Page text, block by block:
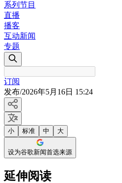
系列节目
直播
播客
互动新闻
专题
订阅
发布/2026年5月16日 15:24
小 标准 中 大
设为谷歌新闻首选来源
延伸阅读